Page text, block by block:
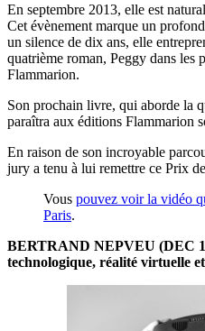
En septembre 2013, elle est
Cet évènement marque un
un silence de dix ans, elle
quatrième roman, Peggy dans les
Flammarion.
Son prochain livre, qui aborde la
paraîtra aux éditions Flammarion
En raison de son incroyable
jury a tenu à lui remettre ce Prix
Vous pouvez voir la vidéo
Paris.
BERTRAND NEPVEU (DEC
technologique, réalité virtuelle